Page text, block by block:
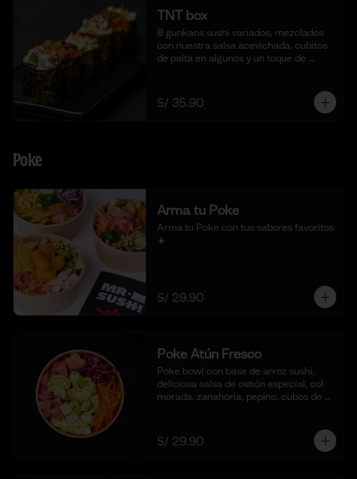
TNT box
8 gunkans sushi variados, mezclados
con nuestra salsa acevichada, cubitos
de palta en algunos y un toque de
S/ 35.90
Poke
Arma tu Poke
Arma tu Poke con tus sabores favoritos
☀️
S/ 29.90
Poke Atún Fresco
Poke bowl con base de arroz sushi,
deliciosa salsa de ostión especial, col
morada, zanahoria, pepino, cubos de
S/ 29.90